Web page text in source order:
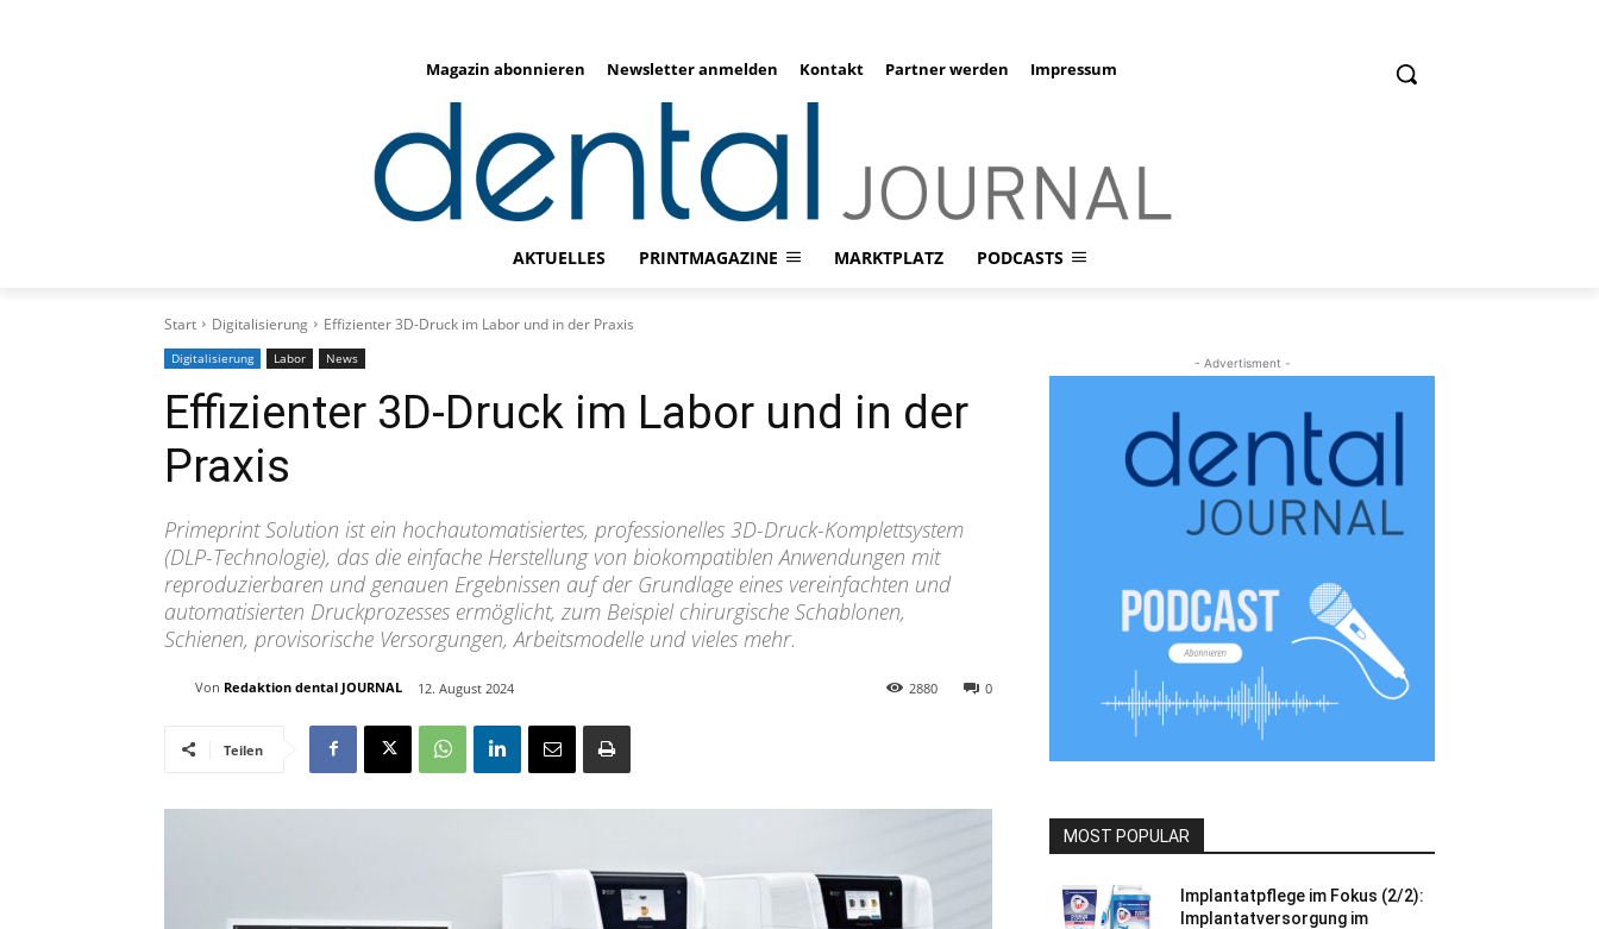
Magazin abonnieren Newsletter anmelden Kontakt Partner werden Impressum
AKTUELLES PRINTMAGAZINE MARKTPLATZ PODCASTS
Start Digitalisierung Effizienter 3D-Druck im Labor und in der Praxis
Digitalisierung Labor News
Effizienter 3D-Druck im Labor und in der
Praxis
Primeprint Solution ist ein hochautomatisiertes, professionelles 3D-Druck-Komplettsystem
(DLP-Technologie), das die einfache Herstellung von biokompatiblen Anwendungen mit
reproduzierbaren und genauen Ergebnissen auf der Grundlage eines vereinfachten und
automatisierten Druckprozesses ermöglicht, zum Beispiel chirurgische Schablonen,
Schienen, provisorische Versorgungen, Arbeitsmodelle und vieles mehr.
Von Redaktion dental JOURNAL 12. August 2024 0
2880
Teilen
- Advertisment -
MOST POPULAR
Implantatpflege im Fokus (2/2):
Implantatversorgung im